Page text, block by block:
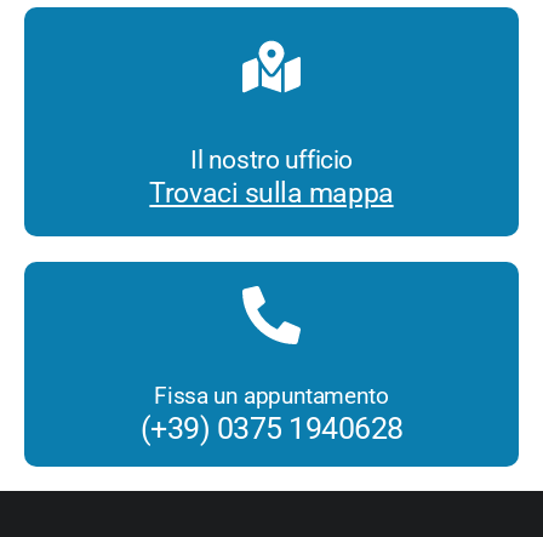
Il nostro ufficio
Trovaci sulla mappa
Fissa un appuntamento
(+39) 0375 1940628